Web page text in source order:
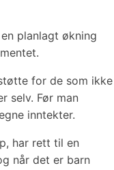
planlagt økning
for de som ikke
selv. Før man
inntekter.
har rett til en
når det er barn